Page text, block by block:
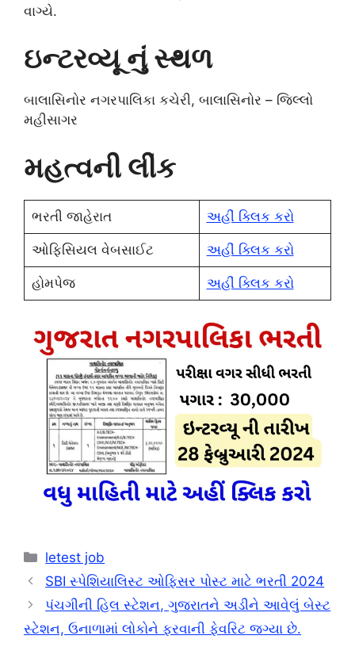
વાગ્યે.
ઇન્ટરવ્યૂ નું સ્થળ
બાલાસિનોર નગરપાલિકા કચેરી, બાલાસિનોર – જિલ્લો
મહીસાગર
મહત્વની લીંક
ભરતી જાહેરાત અહીં ક્લિક કરો
ઓફિસિયલ વેબસાઈટ અહીં ક્લિક કરો
હોમપેજ અહીં ક્લિક કરો
Categories
letest job
SBI સ્પેશિયાલિસ્ટ ઓફિસર પોસ્ટ માટે ભરતી 2024
પંચગીની હિલ સ્ટેશન, ગુજરાતને અડીને આવેલું બેસ્ટ
સ્ટેશન, ઉનાળામાં લોકોને ફરવાની ફેવરિટ જગ્યા છે.